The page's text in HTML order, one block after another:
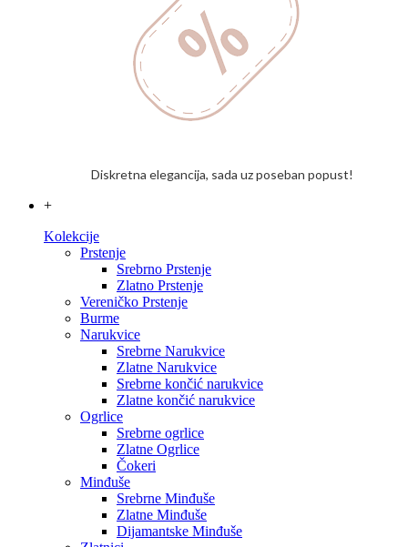
Diskretna elegancija, sada uz poseban popust!
+
Kolekcije
Prstenje
Srebrno Prstenje
Zlatno Prstenje
Vereničko Prstenje
Burme
Narukvice
Srebrne Narukvice
Zlatne Narukvice
Srebrne končić narukvice
Zlatne končić narukvice
Ogrlice
Srebrne ogrlice
Zlatne Ogrlice
Čokeri
Minđuše
Srebrne Minđuše
Zlatne Minđuše
Dijamantske Minđuše